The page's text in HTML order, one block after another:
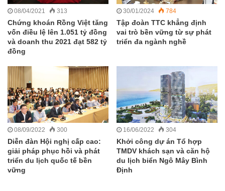
08/04/2021 313
Chứng khoán Rồng Việt tăng
vốn điều lệ lên 1.051 tỷ đồng
và doanh thu 2021 đạt 582 tỷ
đồng
30/01/2024 784
Tập đoàn TTC khẳng định
vai trò bền vững từ sự phát
triển đa ngành nghề
08/09/2022 300
Diễn đàn Hội nghị cấp cao:
giải pháp phục hồi và phát
triển du lịch quốc tế bền
vững
16/06/2022 304
Khởi công dự án Tổ hợp
TMDV khách sạn và căn hộ
du lịch biển Ngô Mây Bình
Định